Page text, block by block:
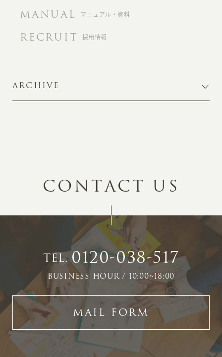
MANUAL マニュアル・資料
RECRUIT 採用情報
ARCHIVE
CONTACT US
TEL.0120-038-517
BUSINESS HOUR / 10:00~18:00
MAIL FORM